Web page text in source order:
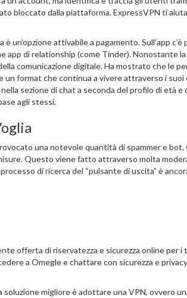
bloccato dalla piattaforma. ExpressVPN ti
un’opzione attivabile a pagamento. Sull’app c’è
app di relationship (come Tinder). Nonostante
comunicazione digitale. Ha mostrato che le
format che continua a vivere attraverso i suoi
sezione di chat a seconda del profilo di età e
agli stessi.
una notevole quantità di spammer e bot.
Questo viene fatto attraverso molta
di ricerca del “pulsante di uscita” è
offerta di riservatezza e sicurezza online per i
a Omegle e chattare con sicurezza e
migliore è adottare una VPN, ovvero